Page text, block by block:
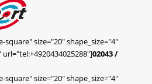
size="20" shape_size="4"
02043 /
size="20" shape_size="4"